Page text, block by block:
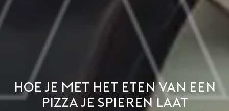
Hoe je met het eten van een
pizza je spieren laat